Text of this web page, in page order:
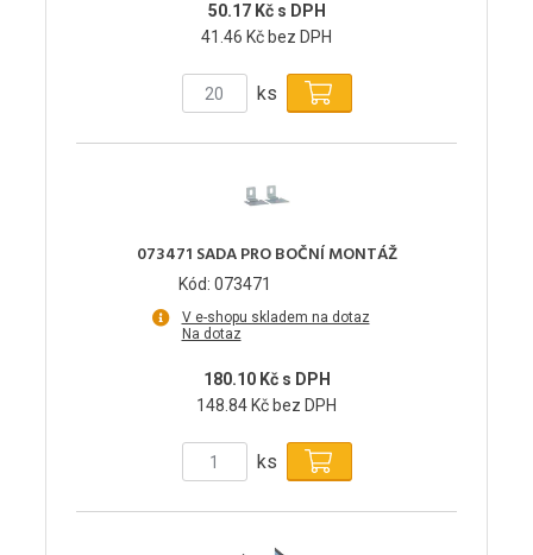
50.17 Kč s DPH
41.46 Kč bez DPH
ks
073471 SADA PRO BOČNÍ MONTÁŽ
Kód: 073471
V e-shopu skladem na dotaz
Na dotaz
180.10 Kč s DPH
148.84 Kč bez DPH
ks